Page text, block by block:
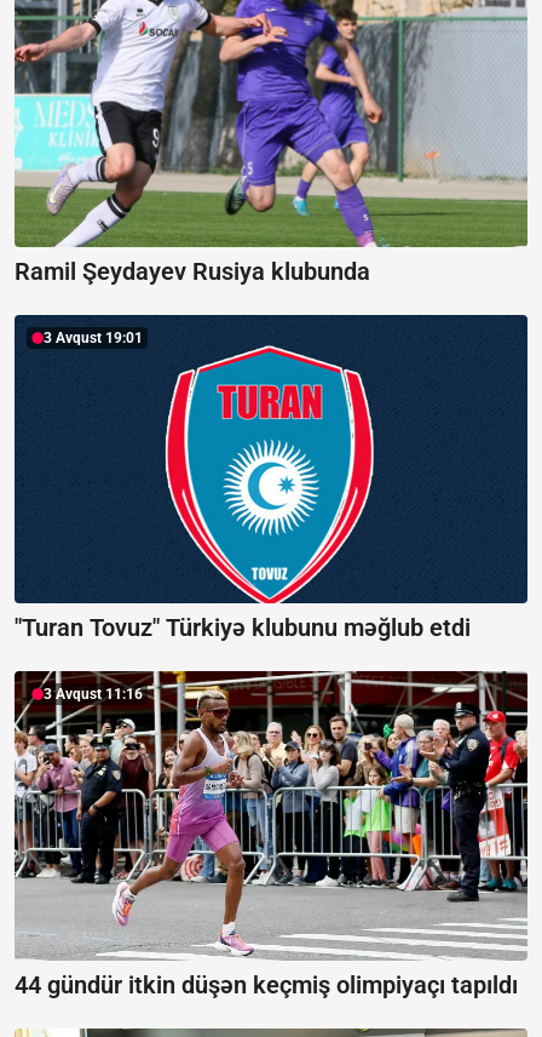
Ramil Şeydayev Rusiya klubunda
3 Avqust 19:01
"Turan Tovuz" Türkiyə klubunu məğlub etdi
3 Avqust 11:16
44 gündür itkin düşən keçmiş olimpiyaçı tapıldı